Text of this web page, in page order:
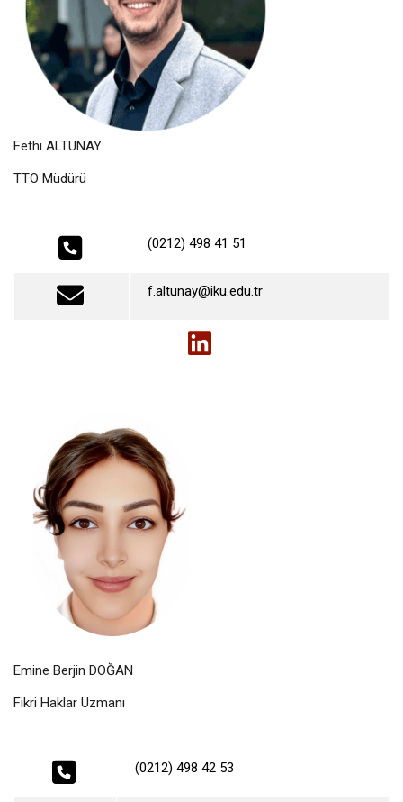
Fethi ALTUNAY
TTO Müdürü
(0212) 498 41 51
f.altunay@iku.edu.tr
Emine Berjin DOĞAN
Fikri Haklar Uzmanı
(0212) 498 42 53